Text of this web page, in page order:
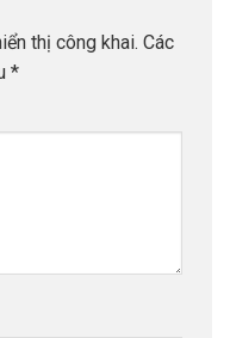
thị công khai. Các
*